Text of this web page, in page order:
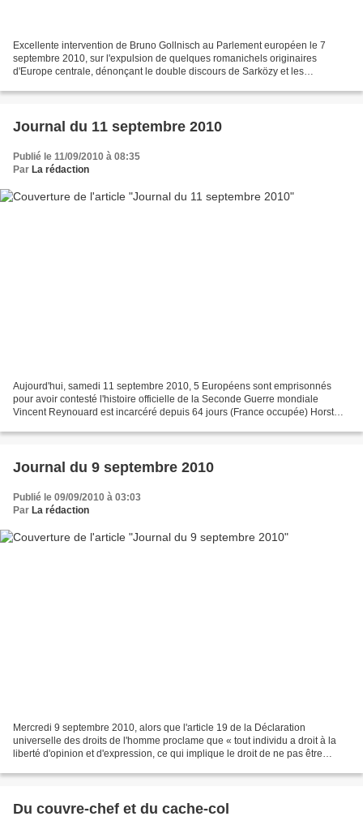
Excellente intervention de Bruno Gollnisch au Parlement européen le 7
septembre 2010, sur l'expulsion de quelques romanichels originaires
d'Europe centrale, dénonçant le double discours de Sarközy et les
Journal du 11 septembre 2010
Publié le 11/09/2010 à 08:35
Par La rédaction
Aujourd'hui, samedi 11 septembre 2010, 5 Européens sont emprisonnés
pour avoir contesté l'histoire officielle de la Seconde Guerre mondiale
Vincent Reynouard est incarcéré depuis 64 jours (France occupée) Horst
Journal du 9 septembre 2010
Publié le 09/09/2010 à 03:03
Par La rédaction
Mercredi 9 septembre 2010, alors que l'article 19 de la Déclaration
universelle des droits de l'homme proclame que « tout individu a droit à la
liberté d'opinion et d'expression, ce qui implique le droit de ne pas être
Du couvre-chef et du cache-col